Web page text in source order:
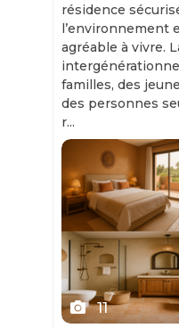
résidence
l’environnement
agréable à vivre.
familles, des
des personnes
r...
Slide 1 of 11
11